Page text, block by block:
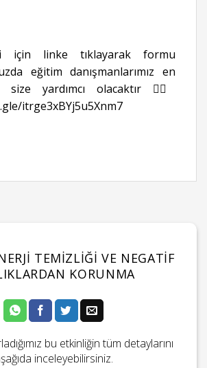
için linke tıklayarak formu
eğitim danışmanlarımız en
yardımcı olacaktır 👉🏻
itrge3xBYj5u5Xnm7
TEMIZLIĞI VE NEGATIF
KORUNMA
bu etkinliğin tüm detaylarını
inceleyebilirsiniz.